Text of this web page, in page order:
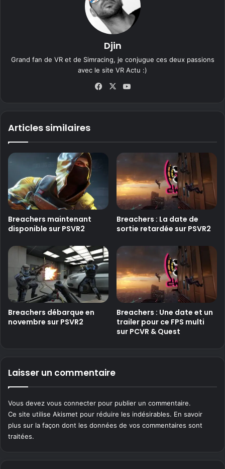
Djin
Grand fan de VR et de Simracing, je conjugue ces deux passions
avec le site VR Actu :)
Fa
X
Articles similaires
Breachers maintenant
disponible sur PSVR2
Breachers : La date de
sortie retardée sur PSVR2
Breachers débarque en
novembre sur PSVR2
Breachers : Une date et un
trailer pour ce FPS multi
sur PCVR & Quest
Laisser un commentaire
Vous devez vous connecter pour publier un commentaire.
Ce site utilise Akismet pour réduire les indésirables. En savoir
plus sur la façon dont les données de vos commentaires sont
traitées.